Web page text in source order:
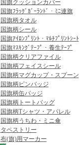
国旗クッションカバー
国旗ﾌﾗｯｸﾞｶﾞｰﾗﾝﾄﾞ・ﾐﾆ連旗
国旗柄タオル
国旗柄シール
国旗ｱｲﾛﾝﾌﾟﾘﾝﾄ・ﾏﾙﾁﾌﾟﾘﾝﾄｼｰﾄ
国旗ﾏｽｷﾝｸﾞﾃｰﾌﾟ・養生ﾃｰﾌﾟ
国旗柄クリアファイル
国旗柄フェイスシール
国旗柄マグカップ・スプーン
国旗柄ピンバッジ
国旗柄缶バッジ
国旗柄トートバッグ
国旗柄Tシャツ・アパレル
国旗柄うちわ・ミニ傘
タペストリー
布(旗)用マーカー